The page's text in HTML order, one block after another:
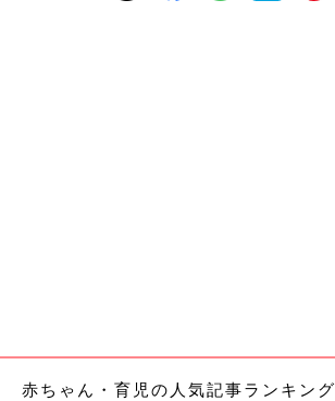
赤ちゃん・育児の人気記事ランキング